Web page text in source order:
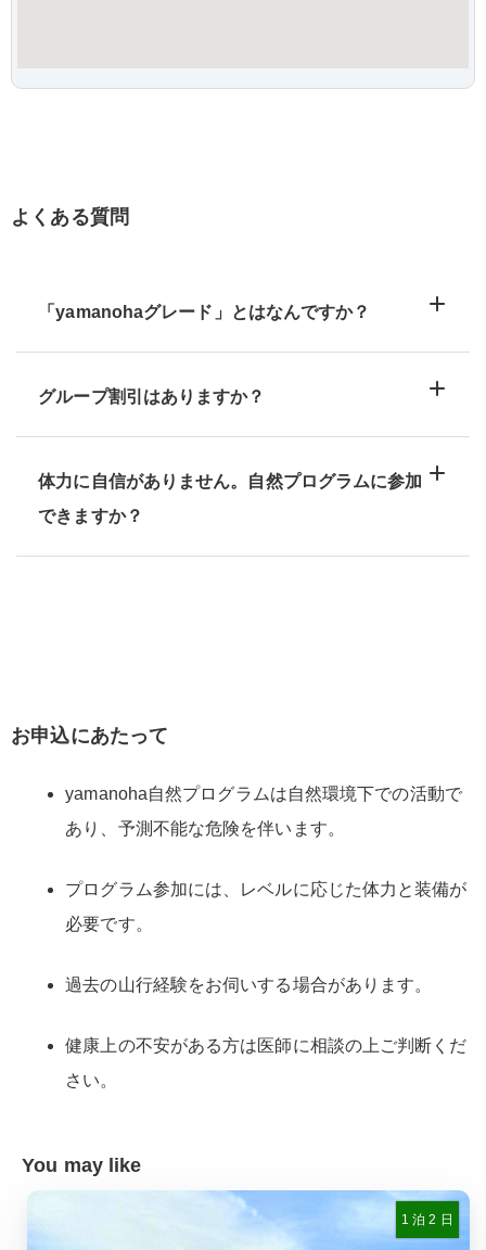
よくある質問
「yamanohaグレード」とはなんですか？
グループ割引はありますか？
体力に自信がありません。自然プログラムに参加
できますか？
お申込にあたって
yamanoha自然プログラムは自然環境下での活動で
あり、予測不能な危険を伴います。
プログラム参加には、レベルに応じた体力と装備が
必要です。
過去の山行経験をお伺いする場合があります。
健康上の不安がある方は医師に相談の上ご判断くだ
さい。
You may like
1 泊 2 日